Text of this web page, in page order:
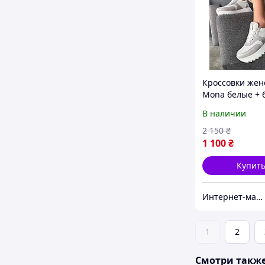
Кроссовки
Mona белые +
натуральная
размеры 37
В наличии
1 100₴
2 150 ₴
Купить
Интернет-магазин "Lite Shop"
1 2
Смотри